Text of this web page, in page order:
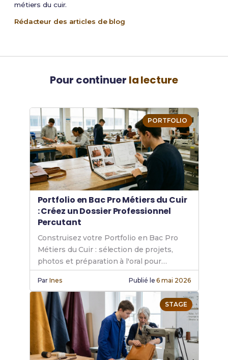
métiers du cuir.
Rédacteur des articles de blog
Pour continuer la lecture
PORTFOLIO
Portfolio en Bac Pro Métiers du Cuir
: Créez un Dossier Professionnel
Percutant
Construisez votre Portfolio en Bac Pro
Métiers du Cuir : sélection de projets,
photos et préparation à l'oral pour
impressionner.
ParInes Publié le6 mai 2026
STAGE